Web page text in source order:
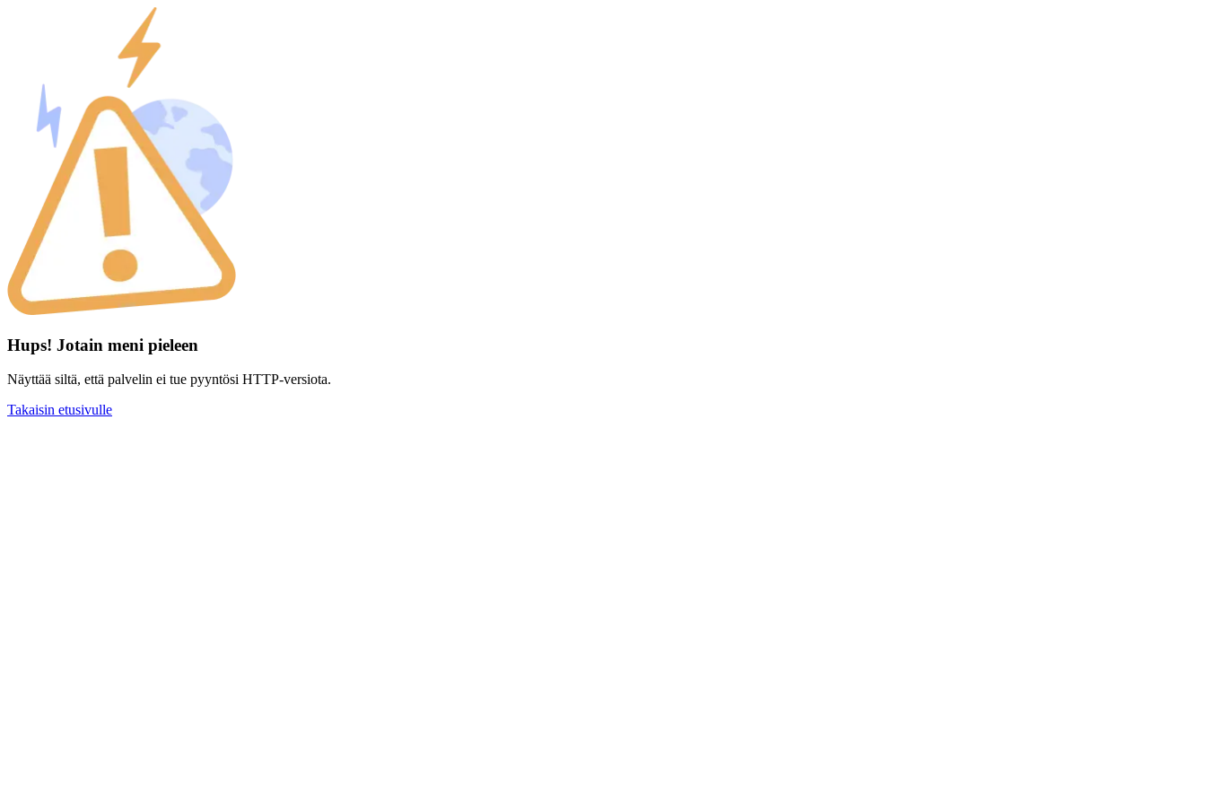
Hups! Jotain meni pieleen
Näyttää siltä, että palvelin ei tue pyyntösi HTTP-versiota.
Takaisin etusivulle